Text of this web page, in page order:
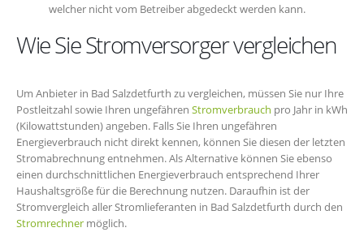
welcher nicht vom Betreiber abgedeckt werden kann.
Wie Sie Stromversorger vergleichen
Um Anbieter in Bad Salzdetfurth zu vergleichen, müssen Sie nur Ihre
Postleitzahl sowie Ihren ungefähren Stromverbrauch pro Jahr in kWh
(Kilowattstunden) angeben. Falls Sie Ihren ungefähren
Energieverbrauch nicht direkt kennen, können Sie diesen der letzten
Stromabrechnung entnehmen. Als Alternative können Sie ebenso
einen durchschnittlichen Energieverbrauch entsprechend Ihrer
Haushaltsgröße für die Berechnung nutzen. Daraufhin ist der
Stromvergleich aller Stromlieferanten in Bad Salzdetfurth durch den
Stromrechner möglich.